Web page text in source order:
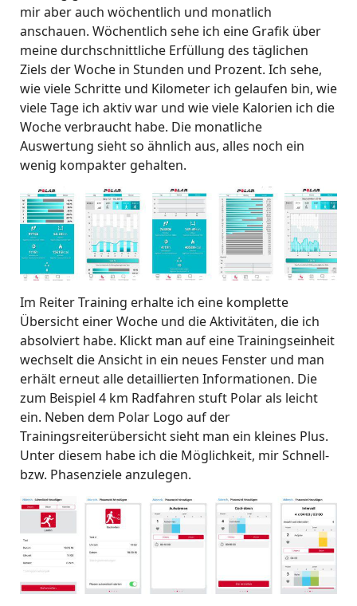
mir aber auch wöchentlich und monatlich
anschauen. Wöchentlich sehe ich eine Grafik über
meine durchschnittliche Erfüllung des täglichen
Ziels der Woche in Stunden und Prozent. Ich sehe,
wie viele Schritte und Kilometer ich gelaufen bin, wie
viele Tage ich aktiv war und wie viele Kalorien ich die
Woche verbraucht habe. Die monatliche
Auswertung sieht so ähnlich aus, alles noch ein
wenig kompakter gehalten.
Im Reiter Training erhalte ich eine komplette
Übersicht einer Woche und die Aktivitäten, die ich
absolviert habe. Klickt man auf eine Trainingseinheit
wechselt die Ansicht in ein neues Fenster und man
erhält erneut alle detaillierten Informationen. Die
zum Beispiel 4 km Radfahren stuft Polar als leicht
ein. Neben dem Polar Logo auf der
Trainingsreiterübersicht sieht man ein kleines Plus.
Unter diesem habe ich die Möglichkeit, mir Schnell-
bzw. Phasenziele anzulegen.